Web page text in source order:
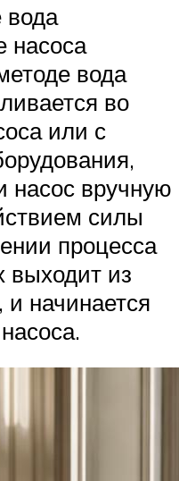
вода
насоса
вода
во
или с
насос вручную
силы
процесса
выходит из
и начинается